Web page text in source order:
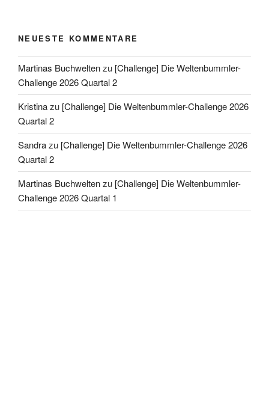
NEUESTE KOMMENTARE
Martinas Buchweltenzu [Challenge] Die Weltenbummler-
Challenge 2026 Quartal 2
Kristinazu [Challenge] Die Weltenbummler-Challenge 2026
Quartal 2
Sandrazu [Challenge] Die Weltenbummler-Challenge 2026
Quartal 2
Martinas Buchweltenzu [Challenge] Die Weltenbummler-
Challenge 2026 Quartal 1